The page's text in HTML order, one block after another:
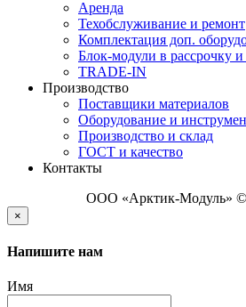
Аренда
Техобслуживание и ремонт
Комплектация доп.
Блок-модули в рассрочку и
TRADE-IN
Производство
Поставщики материалов
Оборудование и
Производство и склад
ГОСТ и качество
Контакты
ООО «Арктик-Модуль» ©
×
Напишите нам
Имя